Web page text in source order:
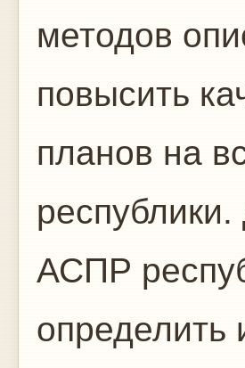
методов
повы­сить
планов на
АСПР
определить